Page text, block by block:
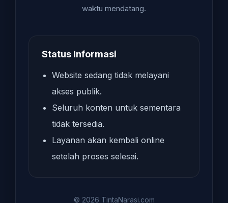
waktu mendatang.
Status Informasi
Website sedang tidak melayani
akses publik.
Seluruh konten untuk sementara
tidak tersedia.
Layanan akan kembali online
setelah proses selesai.
© 2026 TintaNarasi.com